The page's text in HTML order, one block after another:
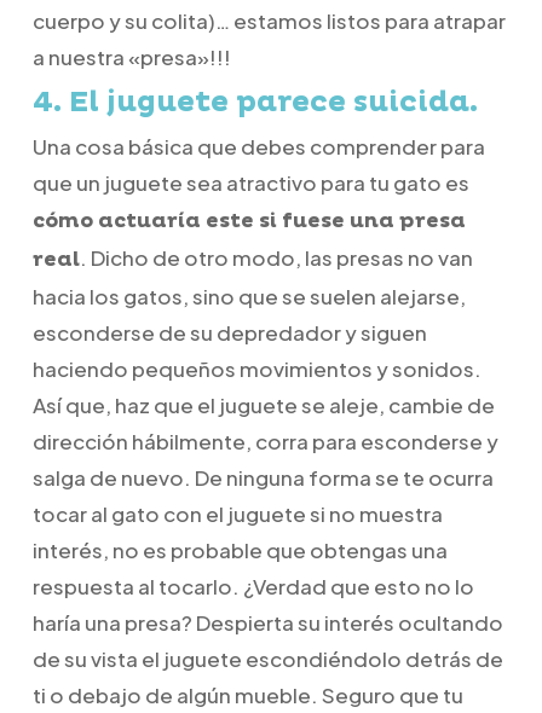
cuerpo y su colita)… estamos listos para atrapar
a nuestra «presa»!!!
4. El juguete parece suicida.
Una cosa básica que debes comprender para
que un juguete sea atractivo para tu gato es
cómo actuaría este si fuese una presa
real. Dicho de otro modo, las presas no van
hacia los gatos, sino que se suelen alejarse,
esconderse de su depredador y siguen
haciendo pequeños movimientos y sonidos.
Así que, haz que el juguete se aleje, cambie de
dirección hábilmente, corra para esconderse y
salga de nuevo. De ninguna forma se te ocurra
tocar al gato con el juguete si no muestra
interés, no es probable que obtengas una
respuesta al tocarlo. ¿Verdad que esto no lo
haría una presa? Despierta su interés ocultando
de su vista el juguete escondiéndolo detrás de
ti o debajo de algún mueble. Seguro que tu